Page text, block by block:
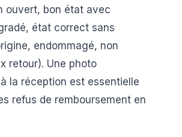
ouvert, bon état avec
état correct sans
endommagé, non
retour). Une photo
la réception est essentielle
refus de remboursement en